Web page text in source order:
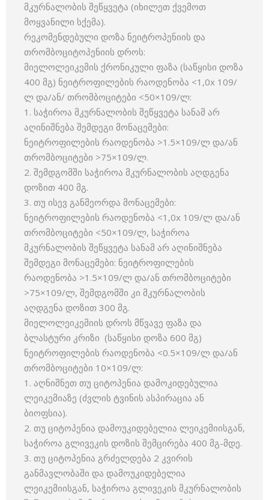
მკურნალობის შეწყვეტა (იხილეთ ქვემოთ
მოყვანილი სქემა).
რეკომენდებული დოზა ნეიტროპენიის და
თრომბოციტოპენიის დროს:
მიელოლეიკემის ქრონიკული ფაზა (საწყისი დოზა
400 მგ) ნეიტროფილების რაოდენობა <1,0x 109/
ლ და/ან/ თრომბოციტები <50×109/ლ:
1. საჭიროა მკურნალობის შეწყვეტა სანამ არ
აღინიშნება შემდეგი მონაცემები:
ნეიტროფილების რაოდენობა >1.5×109/ლ და/ან
თრომბოციტები >75×109/ლ.
2. შემდგომში საჭიროა მკურნალობის აღდგენა
დოზით 400 მგ.
3. თუ ისევ განმეორდა მონაცემები:
ნეიტროფილების რაოდენობა <1,0x 109/ლ და/ან
თრომბოციტები <50×109/ლ, საჭიროა
მკურნალობის შეწყვეტა სანამ არ აღინიშნება
შემდეგი მონაცემები: ნეიტროფილების
რაოდენობა >1.5×109/ლ და/ან თრომბოციტები
>75×109/ლ, შემდგომში კი მკურნალობის
აღდგენა დოზით 300 მგ.
მიელოლეიკემიის დროს მწვავე ფაზა და
ბლასტური კრიზი (საწყისი დოზა 600 მგ)
ნეიტროფილების რაოდენობა <0.5×109/ლ და/ან
თრომბოციტები 10×109/ლ:
1. აღნიშნეთ თუ ციტოპენია დამოკიდებულია
ლეიკემიაზე (ძვლის ტვინის ასპირაცია ან
ბიოფსია).
2. თუ ციტოპენია დამოუკიდებელია ლეიკემიისგან,
საჭიროა გლივეკის დოზის შემცირება 400 მგ-მდე.
3. თუ ციტოპენია გრძელდება 2 კვირის
განმავლობაში და დამოუკიდებელია
ლეიკემიისგან, საჭიროა გლივეკის მკურნალობის